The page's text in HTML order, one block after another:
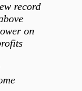
record
on